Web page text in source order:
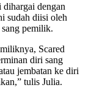
dengan
sudah diisi oleh
pemilik.
Scared
diri sang
jembatan ke diri
tulis Julia.